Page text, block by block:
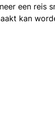
een reis
kan